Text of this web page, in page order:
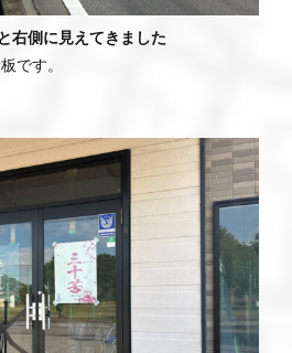
右側に見えてきました
です。